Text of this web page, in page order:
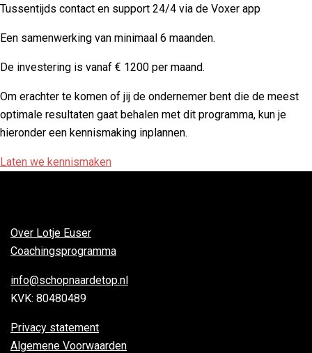
Tussentijds contact en support 24/4 via de Voxer app
Een samenwerking van minimaal 6 maanden.
De investering is vanaf € 1200 per maand.
Om erachter te komen of jij de ondernemer bent die de meest
optimale resultaten gaat behalen met dit programma, kun je
hieronder een kennismaking inplannen.
Laten we kennismaken
Over Lotje Euser
Coachingsprogramma
info@schopnaardetop.nl
KVK: 80480489
Privacy statement
Algemene Voorwaarden